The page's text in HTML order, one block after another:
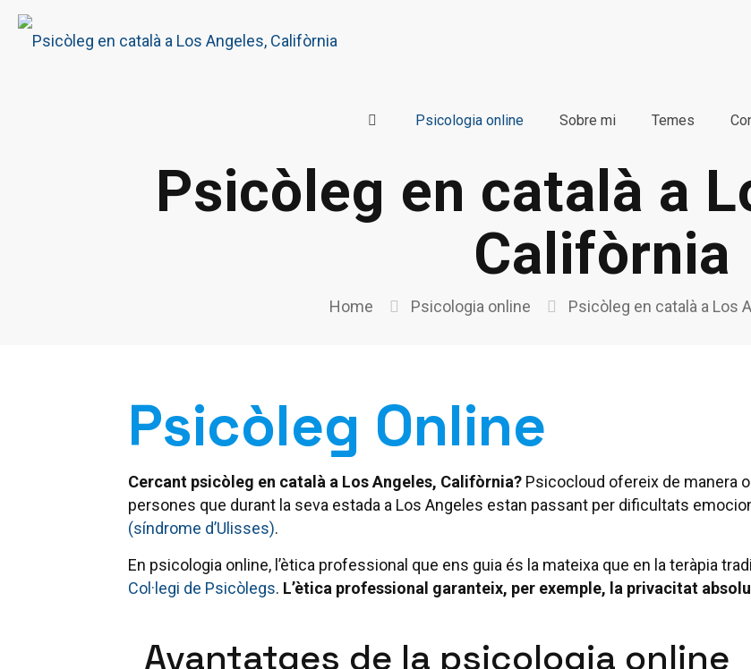
Psicologia online Sobre mi Temes
Psicòleg en català a
Califòrnia
Home Psicologia online Psicòleg en català a Los
Psicòleg Online
Cercant psicòleg en català a Los Angeles, Califòrnia?Psicocloud ofereix de manera
persones que durant la seva estada a Los Angeles estan passant per dificultats
(síndrome d’Ulisses).
En psicologia online, l’ètica professional que ens guia és la mateixa que en la teràpia
Col·legi de Psicòlegs. L’ètica professional garanteix, per exemple, la privacitat
Avantatges de la psicologia online